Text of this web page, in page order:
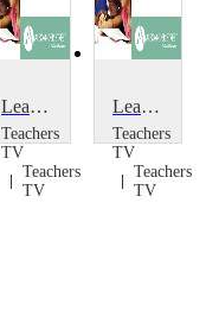
Learning Objectives: Sharing Learning Objectives
Teachers
TV
Teachers
TV
Learning Objectives: Smarter Learning Objectives
Teachers
TV
Teachers
TV